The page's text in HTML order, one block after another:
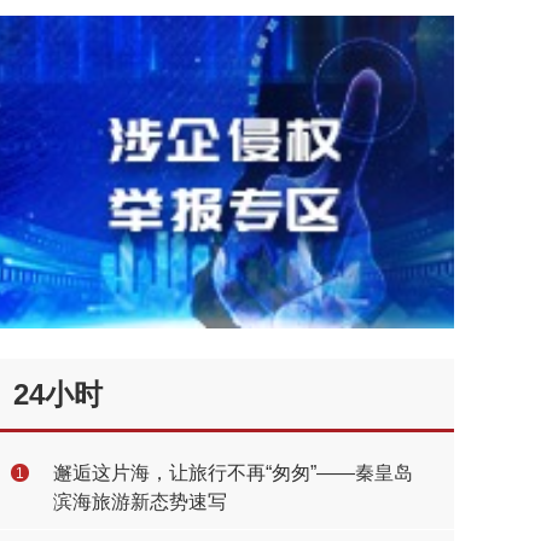
24小时
1
邂逅这片海，让旅行不再“匆匆”——秦皇岛
滨海旅游新态势速写